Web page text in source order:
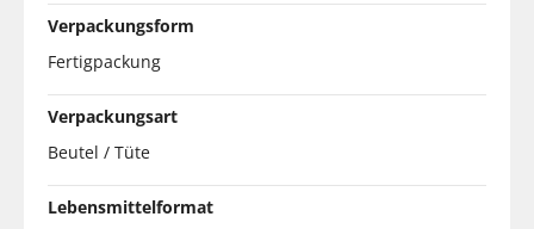
Verpackungsform
Fertigpackung
Verpackungsart
Beutel / Tüte
Lebensmittelformat